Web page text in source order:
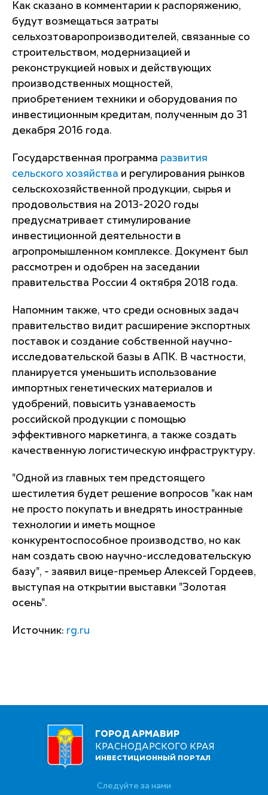
Как сказано в комментарии к распоряжению,
будут возмещаться затраты
сельхозтоваропроизводителей, связанные со
строительством, модернизацией и
реконструкцией новых и действующих
производственных мощностей,
приобретением техники и оборудования по
инвестиционным кредитам, полученным до 31
декабря 2016 года.
Государственная программа развития
сельского хозяйства и регулирования рынков
сельскохозяйственной продукции, сырья и
продовольствия на 2013-2020 годы
предусматривает стимулирование
инвестиционной деятельности в
агропромышленном комплексе. Документ был
рассмотрен и одобрен на заседании
правительства России 4 октября 2018 года.
Напомним также, что среди основных задач
правительство видит расширение экспортных
поставок и создание собственной научно-
исследовательской базы в АПК. В частности,
планируется уменьшить использование
импортных генетических материалов и
удобрений, повысить узнаваемость
российской продукции с помощью
эффективного маркетинга, а также создать
качественную логистическую инфраструктуру.
"Одной из главных тем предстоящего
шестилетия будет решение вопросов "как нам
не просто покупать и внедрять иностранные
технологии и иметь мощное
конкурентоспособное производство, но как
нам создать свою научно-исследовательскую
базу", - заявил вице-премьер Алексей Гордеев,
выступая на открытии выставки "Золотая
осень".
Источник: rg.ru
ГОРОД АРМАВИР
КРАСНОДАРСКОГО КРАЯ
ИНВЕСТИЦИОННЫЙ ПОРТАЛ
Следуйте за нами